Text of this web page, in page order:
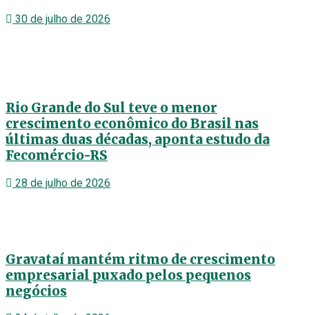
30 de julho de 2026
Rio Grande do Sul teve o menor
crescimento econômico do Brasil nas
últimas duas décadas, aponta estudo da
Fecomércio-RS
28 de julho de 2026
Gravataí mantém ritmo de crescimento
empresarial puxado pelos pequenos
negócios